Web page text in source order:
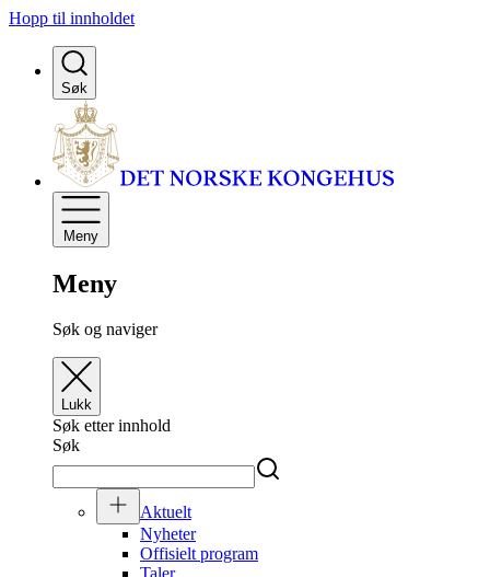
Hopp til innholdet
Søk
Meny
Meny
Søk og naviger
Lukk
Søk etter innhold
Søk
Aktuelt
Nyheter
Offisielt program
Taler